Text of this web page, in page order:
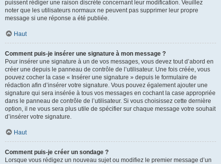
puissent rédiger une raison discrète concernant leur modification. Veuillez
noter que les utilisateurs normaux ne peuvent pas supprimer leur propre
message si une réponse a été publiée.
Haut
Comment puis-je insérer une signature à mon message ?
Pour insérer une signature à un de vos messages, vous devez tout d’abord en
créer une depuis le panneau de contrôle de l’utilisateur. Une fois créée, vous
pouvez cocher la case « Insérer une signature » depuis le formulaire de
rédaction afin d’insérer votre signature. Vous pouvez également ajouter une
signature qui sera insérée à tous vos messages en cochant la case appropriée
dans le panneau de contrôle de l’utilisateur. Si vous choisissez cette dernière
option, il ne vous sera plus utile de spécifier sur chaque message votre souhait
d’insérer votre signature.
Haut
Comment puis-je créer un sondage ?
Lorsque vous rédigez un nouveau sujet ou modifiez le premier message d’un